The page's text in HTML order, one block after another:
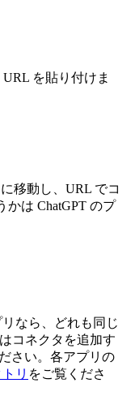
を貼り付けま
に移動し、URL でコ
かは ChatGPT のプ
なら、どれも同じ
コネクタを追加す
さい。各アプリの
リ をご覧くださ